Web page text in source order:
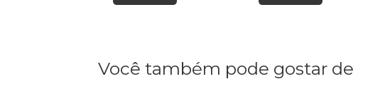
Você também pode gostar de